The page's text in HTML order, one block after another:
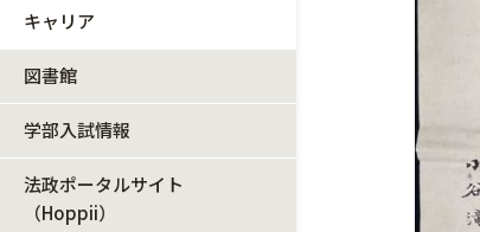
キャリア
図書館
学部入試情報
法政ポータルサイト
（Hoppii）